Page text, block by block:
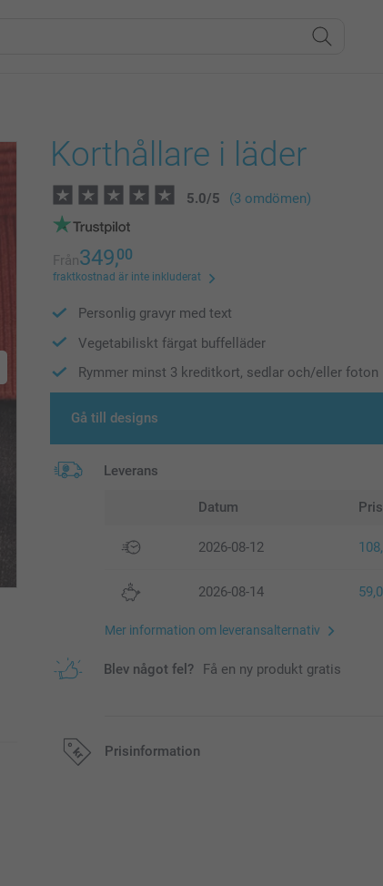
Korthållare i läder
5.0/5 (3 omdömen)
Från349,00
fraktkostnad är inte inkluderat
Personlig gravyr med text
Vegetabiliskt färgat buffelläder
Rymmer minst 3 kreditkort, sedlar och/eller foton
Gå till designs
Leverans
Datum Pris
2026-08-12
2026-08-14
Mer information om leveransalternativ
Blev något fel? Få en ny produkt gratis
Prisinformation